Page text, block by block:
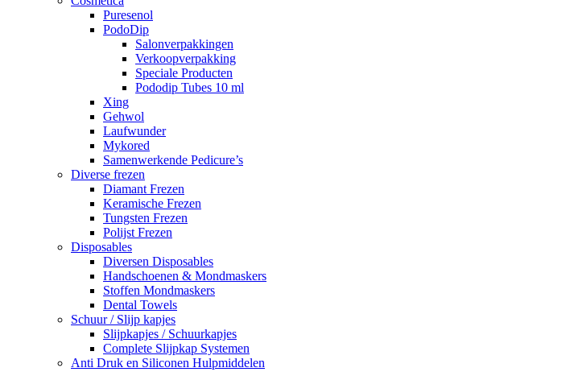
Puresenol
PodoDip
Salonverpakkingen
Verkoopverpakking
Speciale Producten
Pododip Tubes 10 ml
Xing
Gehwol
Laufwunder
Mykored
Samenwerkende Pedicure’s
Diverse frezen
Diamant Frezen
Keramische Frezen
Tungsten Frezen
Polijst Frezen
Disposables
Diversen Disposables
Handschoenen & Mondmaskers
Stoffen Mondmaskers
Dental Towels
Schuur / Slijp kapjes
Slijpkapjes / Schuurkapjes
Complete Slijpkap Systemen
Anti Druk en Siliconen Hulpmiddelen